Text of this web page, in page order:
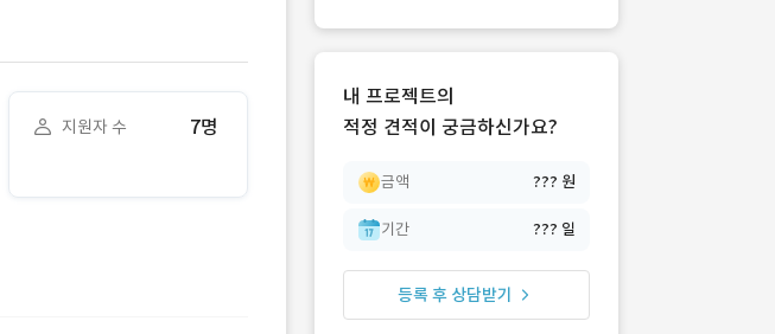
지원자 수 7명
내 프로젝트의
적정 견적이 궁금하신가요?
금액 ??? 원
기간 ??? 일
등록 후 상담받기